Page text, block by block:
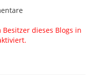
dieses Blogs in